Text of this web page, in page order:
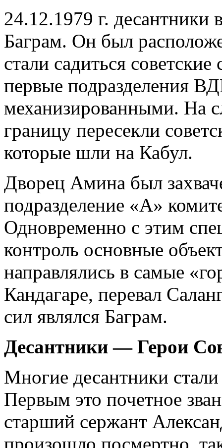
24.12.1979 г. десантники
Баграм. Он был
стали садиться
первые подразделения
механизированными. На
границу пересекли
которые шли на Кабул.
Дворец Амина был
подразделение «А»
Одновременно с этим
контроль основные
направлялись в самые
Кандагаре, перевал
сил являлся Баграм.
Десантники — Герои
Многие десантники
Первым это почетное
старший сержант